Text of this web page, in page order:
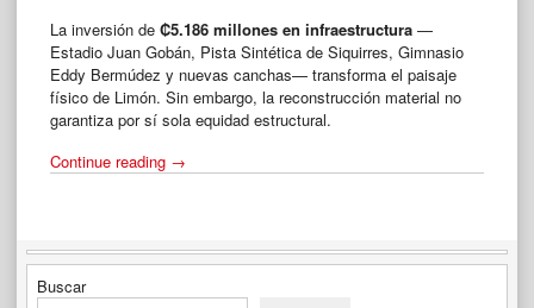
La inversión de ₡5.186 millones en infraestructura —
Estadio Juan Gobán, Pista Sintética de Siquirres, Gimnasio
Eddy Bermúdez y nuevas canchas— transforma el paisaje
físico de Limón. Sin embargo, la reconstrucción material no
garantiza por sí sola equidad estructural.
Continue reading “Limón
tras
18
meses
→
Buscar